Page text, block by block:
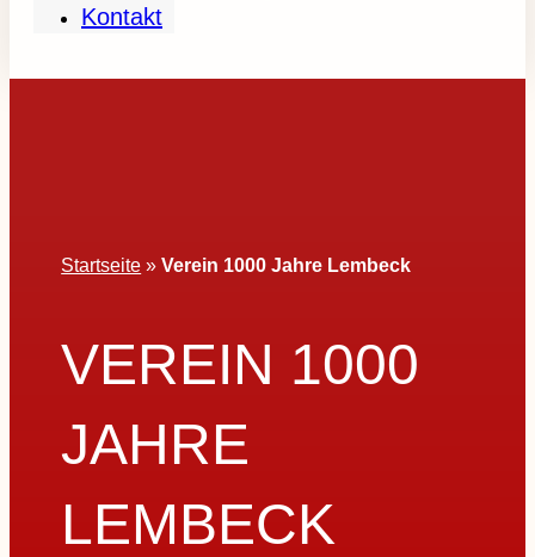
Kontakt
Startseite »Verein 1000 Jahre Lembeck
VEREIN 1000
JAHRE
LEMBECK